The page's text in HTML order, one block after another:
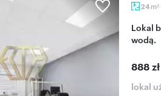
24 m2
Lokal biurowo-usługowy 24 m² z ogrzewaniem i
wodą.
888
lokal